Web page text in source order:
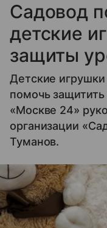
Садовод
детские
защиты
Детские игрушки
помочь защитить
«Москве 24»
организации
Туманов.